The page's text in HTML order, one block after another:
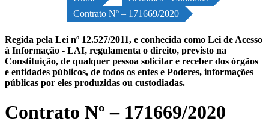
Contrato Nº – 171669/2020
Regida pela Lei nº 12.527/2011, e conhecida como Lei de Acesso
à Informação - LAI, regulamenta o direito, previsto na
Constituição, de qualquer pessoa solicitar e receber dos órgãos
e entidades públicos, de todos os entes e Poderes, informações
públicas por eles produzidas ou custodiadas.
Contrato Nº – 171669/2020